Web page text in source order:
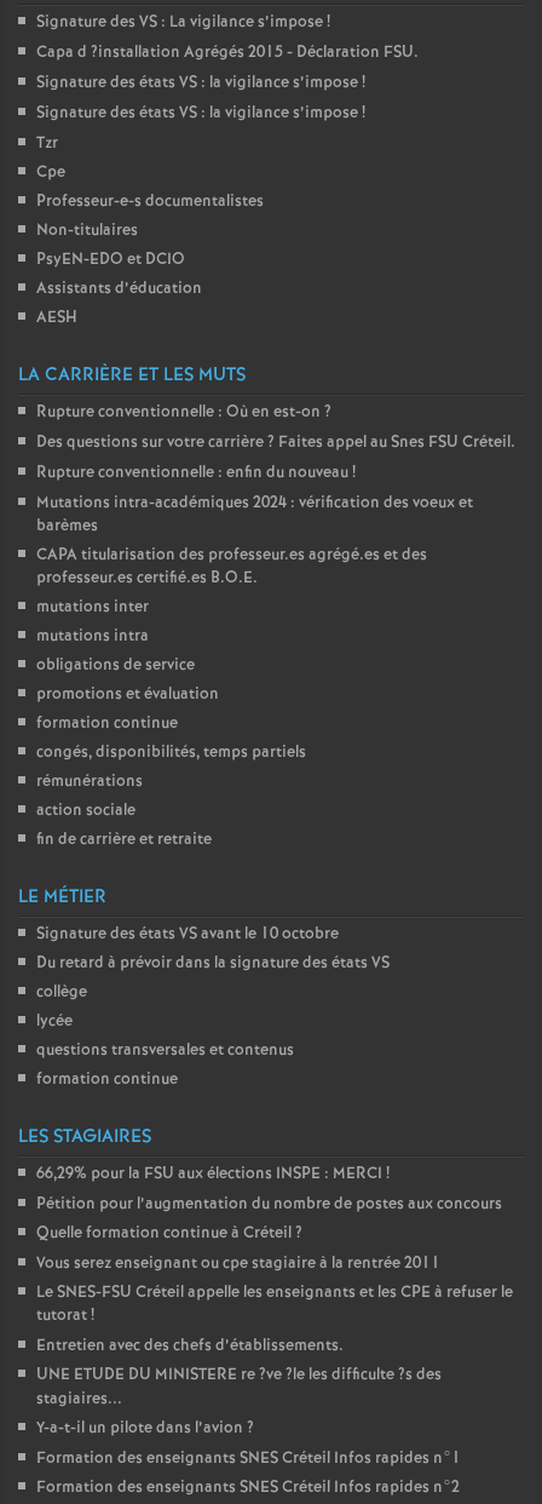
r
T
o
u
Signature des VS : La vigilance s’impose!
Capa d ?installation Agrégés 2015 - Déclaration FSU.
Signature des états VS : la vigilance s’impose!
Signature des états VS : la vigilance s’impose!
Tzr
Cpe
Professeur-e-s documentalistes
Non-titulaires
PsyEN-EDO et DCIO
Assistants d’éducation
AESH
LA CARRIÈRE ET LES MUTS
Rupture conventionnelle : Où en est-on ?
Des questions sur votre carrière? Faites appel au Snes FSU Créteil.
Rupture conventionnelle : enfin du nouveau!
Mutations intra-académiques 2024 : vérification des voeux et
barèmes
CAPAtitularisation des professeur.es agrégé.es et des
professeur.es certifié.es B.O.E.
mutations inter
mutations intra
obligations de service
promotions et évaluation
formation continue
congés, disponibilités, temps partiels
rémunérations
action sociale
fin de carrière et retraite
LE MÉTIER
Signature des états VSavant le 10 octobre
Du retard à prévoir dans la signature des états VS
collège
lycée
questions transversales et contenus
formation continue
LES STAGIAIRES
66,29% pour la FSU aux élections INSPE : MERCI !
Pétition pour l’augmentation du nombre de postes aux concours
Quelle formation continue à Créteil?
Vous serez enseignant ou cpe stagiaire à la rentrée 2011
LeSNES-FSU Créteil appelle les enseignants et les CPE à refuser le
tutorat!
Entretien avec des chefs d’établissements.
UNE ETUDE DU MINISTERE re?ve?le les difficulte?s des
stagiaires...
Y-a-t-il un pilote dans l’avion ?
Formation des enseignants SNESCréteil Infos rapides n°1
Formation des enseignants SNESCréteil Infos rapides n°2